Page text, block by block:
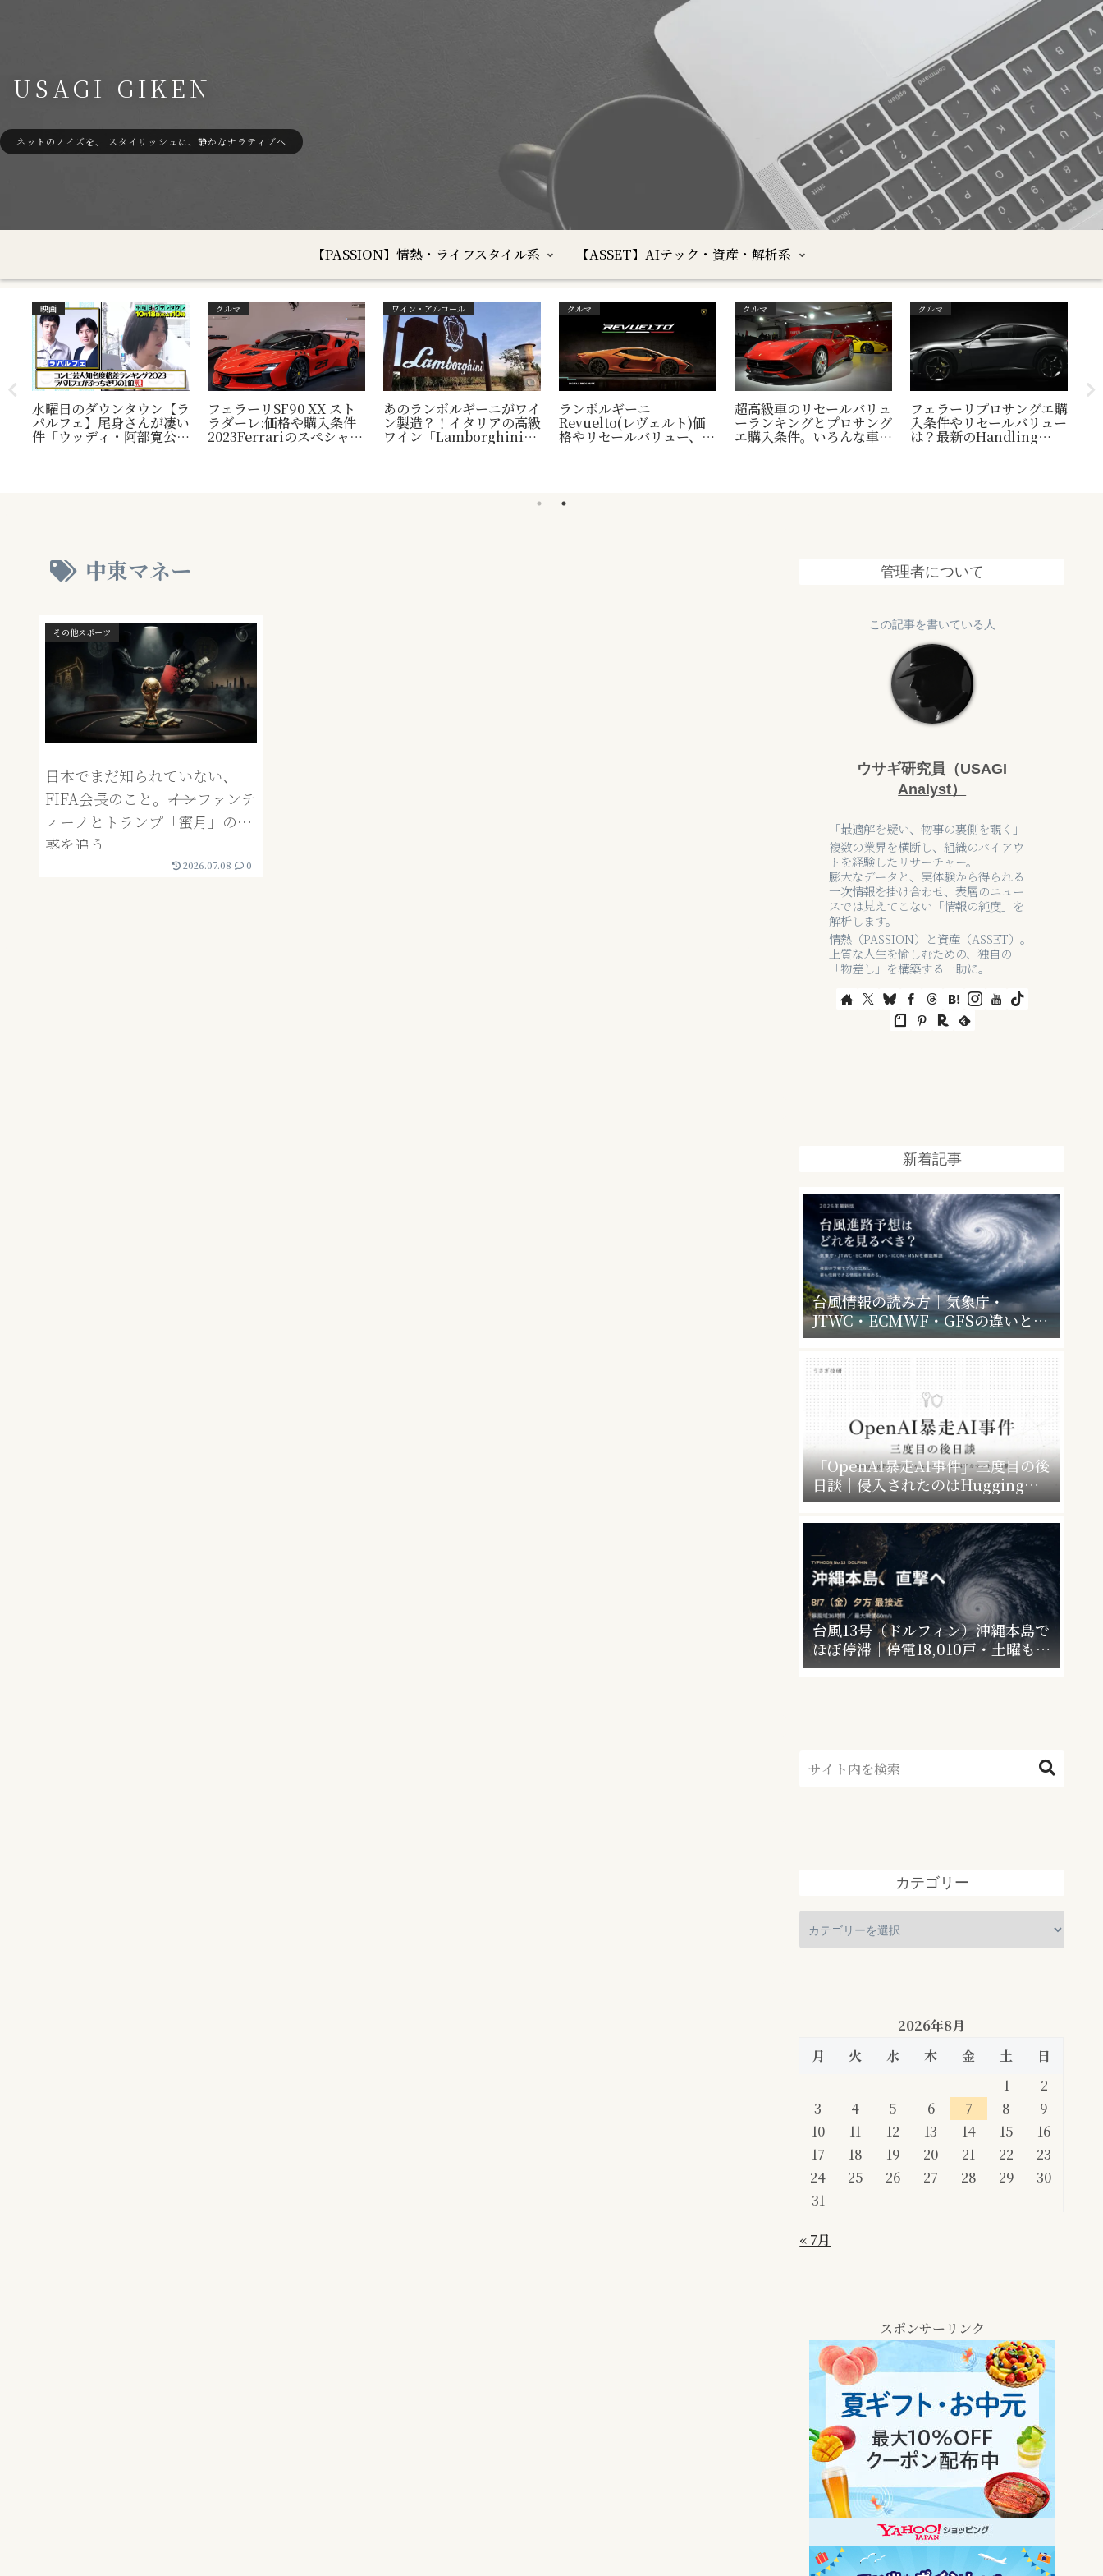
USAGI GIKEN
ネットのノイズを、 スタイリッシュに、静かなナラティブへ
【PASSION】情熱・ライフスタイル系 【ASSET】AIテック・資産・解析系
映画
水曜日のダウンタウン【ラ
パルフェ】尾身さんが凄い
件「ウッディ・阿部寛公
クルマ
フェラーリSF90 XX スト
ラダーレ:価格や購入条件
2023Ferrariのスペシャル
ワイン・アルコール
あのランボルギーニがワイ
ン製造？！イタリアの高級
ワイン「Lamborghini」
クルマ
ランボルギーニ
Revuelto(レヴェルト)価
格やリセールバリュー、納
クルマ
超高級車のリセールバリュ
ーランキングとプロサング
エ購入条件。いろんな車の
クルマ
フェラーリプロサングエ購
入条件やリセールバリュー
は？最新のHandling
中東マネー
その他スポーツ
日本でまだ知られていない、
FIFA会長のこと。――インファンテ
ィーノとトランプ「蜜月」の疑
惑を追う
2026.07.08 0
管理者について
この記事を書いている人
ウサギ研究員（USAGI
Analyst）
「最適解を疑い、物事の裏側を覗く」
複数の業界を横断し、組織のバイアウ
トを経験したリサーチャー。
膨大なデータと、実体験から得られる
一次情報を掛け合わせ、表層のニュー
スでは見えてこない「情報の純度」を
解析します。
情熱（PASSION）と資産（ASSET）。
上質な人生を愉しむための、独自の
「物差し」を構築する一助に。
新着記事
台風情報の読み方｜気象庁・
JTWC・ECMWF・GFSの違いと、
暴風警報で会社・学校はどうなるか
「OpenAI暴走AI事件」三度目の後
日談｜侵入されたのはHugging
Faceだけじゃなかった”4社4アカウ
ント”の衝撃
台風13号（ドルフィン）沖縄本島で
ほぼ停滞｜停電18,010戸・土曜も警
戒【最終更新】
カテゴリー
2026年8月
月
火 水 木 金 土
日
1
2
3
4 5 6 7 8
9
10
11 12 13 14 15
16
17
18 19 20 21 22
23
24
25 26 27 28 29
30
31
« 7月
スポンサーリンク